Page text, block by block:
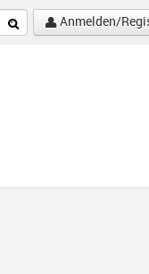
Anmelden/